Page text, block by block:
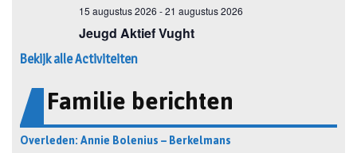
Bekijk alle Activiteiten
Familie berichten
Overleden: Annie Bolenius – Berkelmans